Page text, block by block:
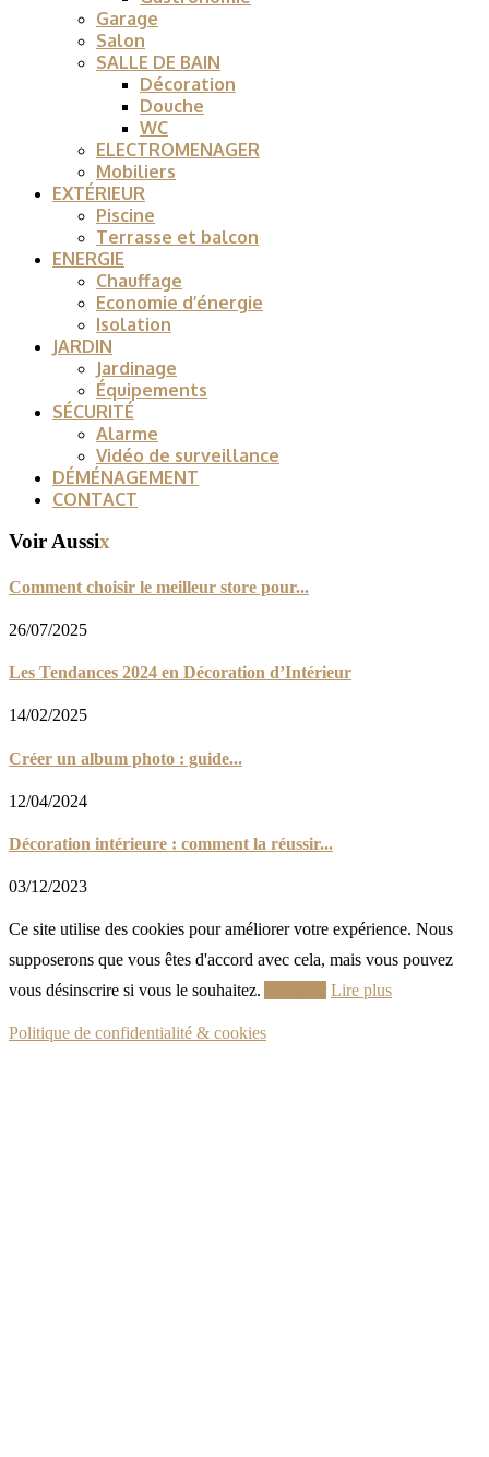
Garage
Salon
SALLE DE BAIN
Décoration
Douche
WC
ELECTROMENAGER
Mobiliers
EXTÉRIEUR
Piscine
Terrasse et balcon
ENERGIE
Chauffage
Economie d’énergie
Isolation
JARDIN
Jardinage
Équipements
SÉCURITÉ
Alarme
Vidéo de surveillance
DÉMÉNAGEMENT
CONTACT
Voir Aussix
Comment choisir le meilleur store pour...
26/07/2025
Les Tendances 2024 en Décoration d’Intérieur
14/02/2025
Créer un album photo : guide...
12/04/2024
Décoration intérieure : comment la réussir...
03/12/2023
Ce site utilise des cookies pour améliorer votre expérience. Nous
supposerons que vous êtes d'accord avec cela, mais vous pouvez
vous désinscrire si vous le souhaitez.
Lire plus
Politique de confidentialité & cookies